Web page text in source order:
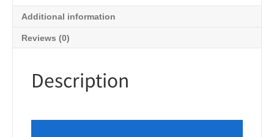
Additional information
Reviews (0)
Description